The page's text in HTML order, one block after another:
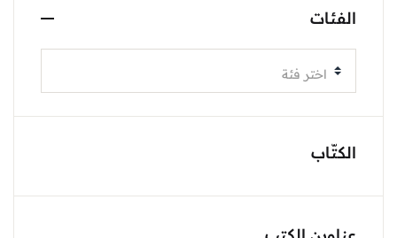
الفئات
اختر فئة
الكتّاب